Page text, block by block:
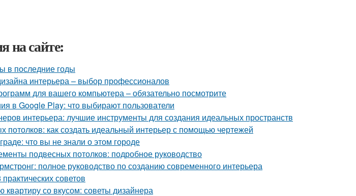
на сайте:
в последние годы
интерьера – выбор профессионалов
для вашего компьютера – обязательно посмотрите
в Google Play: что выбирают пользователи
интерьера: лучшие инструменты для создания идеальных пространств
потолков: как создать идеальный интерьер с помощью чертежей
что вы не знали о этом городе
подвесных потолков: подробное руководство
полное руководство по созданию современного интерьера
советов
со вкусом: советы дизайнера